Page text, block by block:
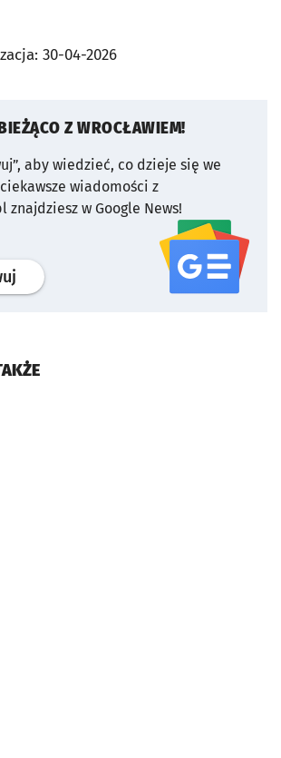
30-04-2026
Z WROCŁAWIEM!
aby wiedzieć, co dzieje się we
wiadomości z
znajdziesz w Google News!
profil serwisu